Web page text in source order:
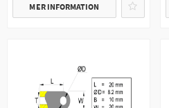
MER INFORMATION